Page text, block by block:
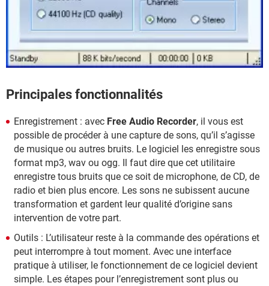
Principales fonctionnalités
Enregistrement : avec Free Audio Recorder, il vous est
possible de procéder à une capture de sons, qu’il s’agisse
de musique ou autres bruits. Le logiciel les enregistre sous
format mp3, wav ou ogg. Il faut dire que cet utilitaire
enregistre tous bruits que ce soit de microphone, de CD, de
radio et bien plus encore. Les sons ne subissent aucune
transformation et gardent leur qualité d’origine sans
intervention de votre part.
Outils : L’utilisateur reste à la commande des opérations et
peut interrompre à tout moment. Avec une interface
pratique à utiliser, le fonctionnement de ce logiciel devient
simple. Les étapes pour l’enregistrement sont plus ou